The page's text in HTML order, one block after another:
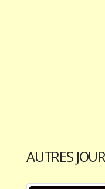
AUTRES